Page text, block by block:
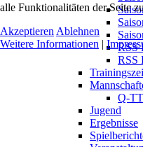
RSS
RSS
Q-
Jugend
Ergebnisse
alle Funktionalitäten der Seite
Akzeptieren Ablehnen
Weitere Informationen |